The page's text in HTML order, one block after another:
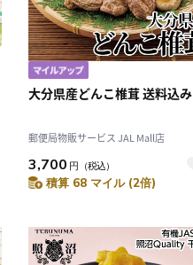
大分県産どんこ椎茸 送料込み
郵便局物販サービス JAL Mall店
3,700 円 （税込）
積算 68 マイル (2倍)